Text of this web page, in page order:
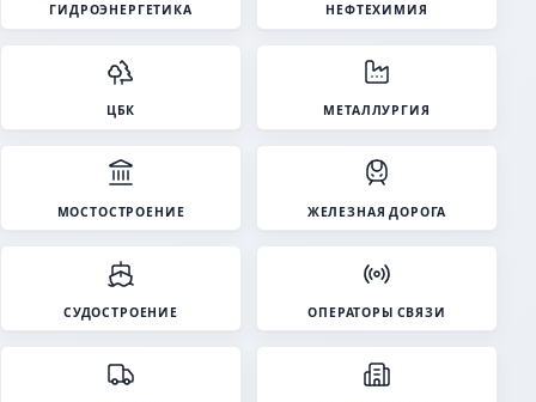
ГИДРОЭНЕРГЕТИКА НЕФТЕХИМИЯ
ЦБК МЕТАЛЛУРГИЯ
МОСТОСТРОЕНИЕ ЖЕЛЕЗНАЯ ДОРОГА
СУДОСТРОЕНИЕ ОПЕРАТОРЫ СВЯЗИ